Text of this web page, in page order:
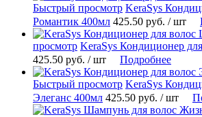
Быстрый просмотр KeraSys
Романтик 400мл 425.50 руб. / шт
просмотр KeraSys Кондиционер
425.50 руб. / шт Подробнее
Быстрый просмотр KeraSys
Элеганс 400мл 425.50 руб. / шт